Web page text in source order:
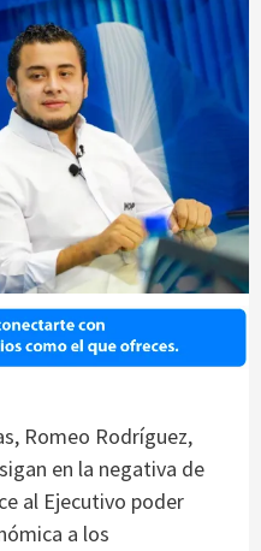
Romeo Rodríguez,
en la negativa de
al Ejecutivo poder
a los